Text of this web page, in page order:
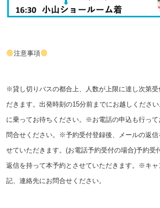
注意事項
※貸し切りバスの都合上、人数が上限に達し次第
だきます。出発時刻の15分前までにお越しください
に乗ってお待ちください。※お電話の申込も行って
問合せください。
※予約受付登録後、メールの返信
せていただきます。(お電話予約受付の場合)予約受
返信を持って本予約とさせていただきます。※キ
記、連絡先にお問合せください。